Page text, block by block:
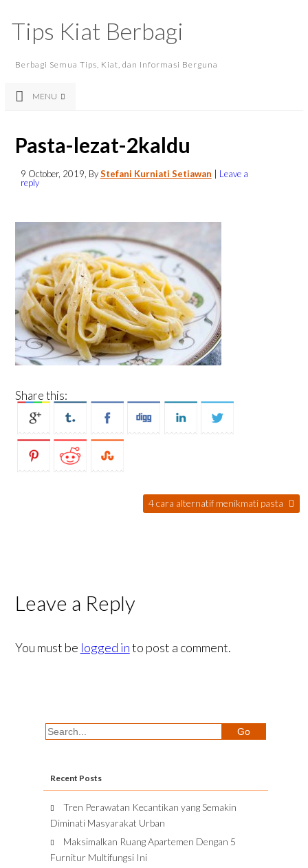
Tips Kiat Berbagi
Berbagi Semua Tips, Kiat, dan Informasi Berguna
MENU
Pasta-lezat-2kaldu
9 October, 2019 , ByStefani Kurniati Setiawan
Leave a
reply
Share this:
4 cara alternatif menikmati pasta
Leave a Reply
You must be logged into post a comment.
Recent Posts
Tren Perawatan Kecantikan yang Semakin
Diminati Masyarakat Urban
Maksimalkan Ruang Apartemen Dengan 5
Furnitur Multifungsi Ini